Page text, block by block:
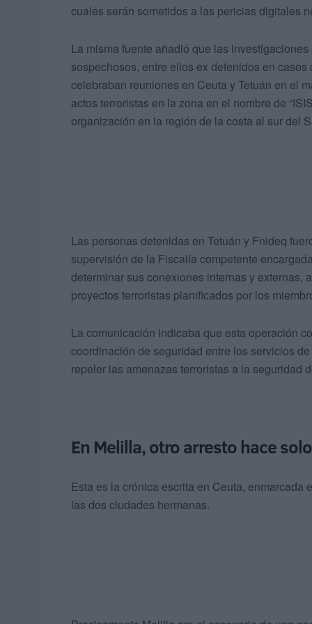
cuales serán sometidos a las pericias digitales
La misma fuente añadió que las
sospechosos, entre ellos ex detenidos en
celebraban reuniones en Ceuta y Tetuán en el
actos terroristas en la zona en el nombre de
organización en la región de la costa al sur del
Las personas detenidas en Tetuán y Fnideq
supervisión de la Fiscalía competente
determinar sus conexiones internas y externas,
proyectos terroristas planificados por los
La comunicación indicaba que esta operación
coordinación de seguridad entre los servicios
repeler las amenazas terroristas a la seguridad
En Melilla, otro arresto hace
Esta es la crónica escrita en Ceuta,
las dos ciudades hermanas.